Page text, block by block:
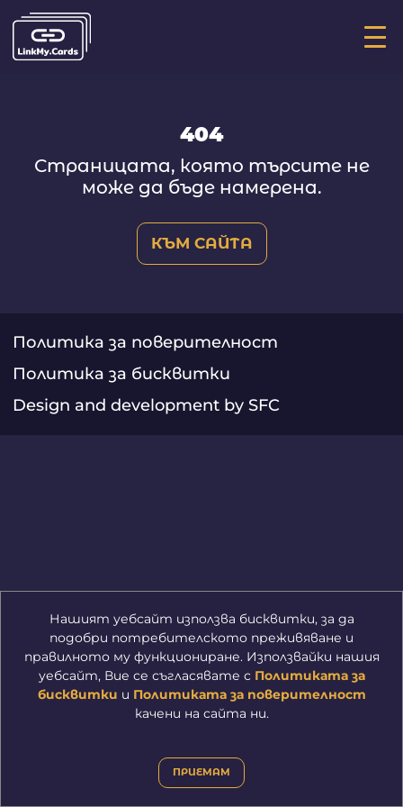
404
Страницата, която търсите не
може да бъде намерена.
КЪМ САЙТА
Политика за поверителност
Политика за бисквитки
Design and development by SFC
Нашият уебсайт използва бисквитки, за да
подобри потребителското преживяване и
правилното му функциониране. Използвайки нашия
уебсайт, Вие се съгласявате с Политиката за
бисквитки и Политиката за поверителност
качени на сайта ни.
ПРИЕМАМ